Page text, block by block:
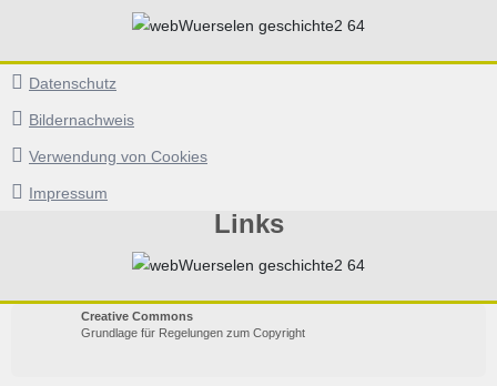
Datenschutz
Bildernachweis
Verwendung von Cookies
Impressum
Links
Creative Commons
Grundlage für Regelungen zum Copyright